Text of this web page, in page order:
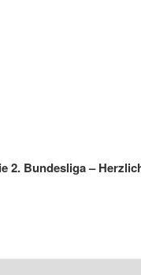
2. Bundesliga –